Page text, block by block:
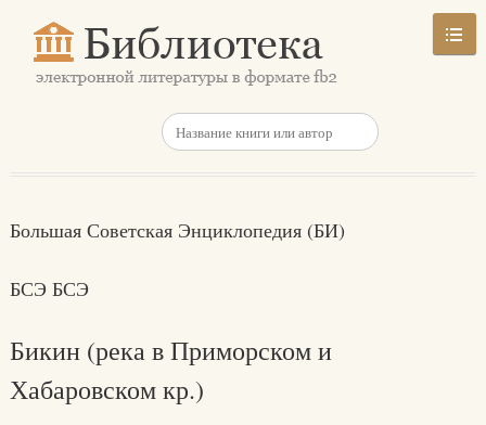
Большая Советская Энциклопедия (БИ)
БСЭ БСЭ
Бикин (река в Приморском и
Хабаровском кр.)